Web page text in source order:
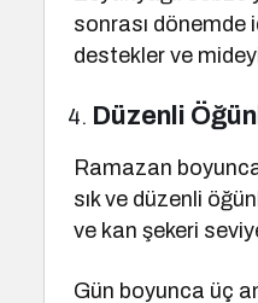
sonrası dönemde
destekler ve
Düzenli
Ramazan
sık ve düzenli
ve kan şekeri
Gün boyunca üç